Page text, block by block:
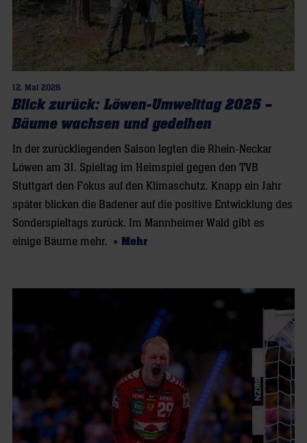
12. Mai 2026
Blick zurück: Löwen-Umwelttag 2025 –
Bäume wachsen und gedeihen
In der zurückliegenden Saison legten die Rhein-Neckar
Löwen am 31. Spieltag im Heimspiel gegen den TVB
Stuttgart den Fokus auf den Klimaschutz. Knapp ein Jahr
später blicken die Badener auf die positive Entwicklung des
Sonderspieltags zurück. Im Mannheimer Wald gibt es
einige Bäume mehr. » Mehr